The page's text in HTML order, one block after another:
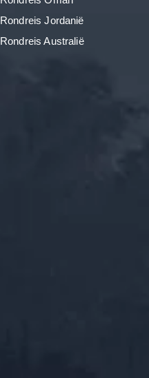
Rondreis Jordanië
Rondreis Australië